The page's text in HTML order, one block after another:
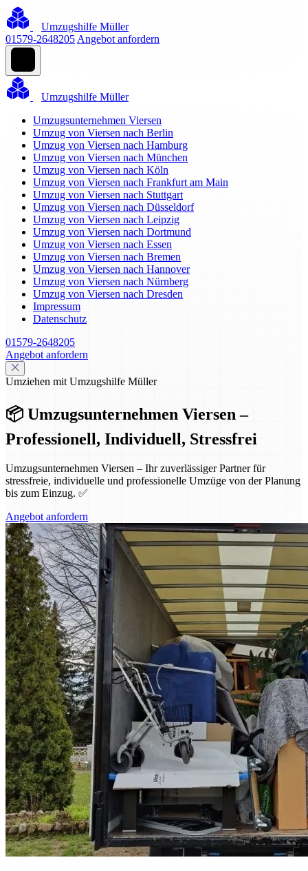
Umzugshilfe Müller
01579-2648205 Angebot anfordern
Umzugshilfe Müller
Umzugsunternehmen Viersen
Umzug von Viersen nach Berlin
Umzug von Viersen nach Hamburg
Umzug von Viersen nach München
Umzug von Viersen nach Köln
Umzug von Viersen nach Frankfurt am Main
Umzug von Viersen nach Stuttgart
Umzug von Viersen nach Düsseldorf
Umzug von Viersen nach Leipzig
Umzug von Viersen nach Dortmund
Umzug von Viersen nach Essen
Umzug von Viersen nach Bremen
Umzug von Viersen nach Hannover
Umzug von Viersen nach Nürnberg
Umzug von Viersen nach Dresden
Impressum
Datenschutz
01579-2648205
Angebot anfordern
Umziehen mit Umzugshilfe Müller
📦 Umzugsunternehmen Viersen –
Professionell, Individuell, Stressfrei
Umzugsunternehmen Viersen – Ihr zuverlässiger Partner für
stressfreie, individuelle und professionelle Umzüge von der Planung
bis zum Einzug. ✅
Angebot anfordern